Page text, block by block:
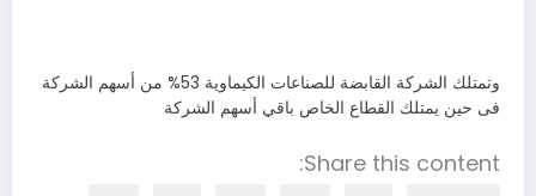
وتمتلك الشركة القابضة للصناعات الكيماوية 53% من أسهم الشركة
فى حين يمتلك القطاع الخاص باقي أسهم الشركة
Share this content: